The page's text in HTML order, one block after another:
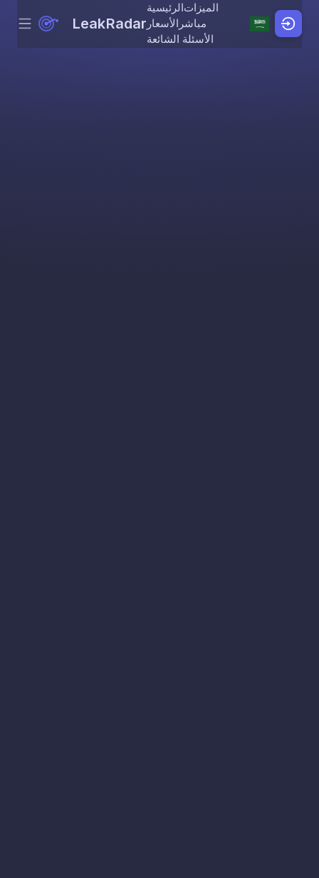
Skip to content
Menu LeakRadar
الرئيسيةالميزات
الأسعار مباشر
الأسئلة الشائعة